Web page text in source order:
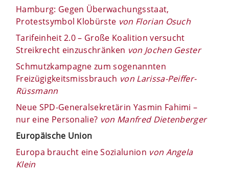
Hamburg: Gegen Überwachungsstaat,
Protestsymbol Klobürste von Florian Osuch
Tarifeinheit 2.0 – Große Koalition versucht
Streikrecht einzuschränken von Jochen Gester
Schmutzkampagne zum sogenannten
Freizügigkeitsmissbrauch von Larissa-Peiffer-
Rüssmann
Neue SPD-Generalsekretärin Yasmin Fahimi –
nur eine Personalie? von Manfred Dietenberger
Europäische Union
Europa braucht eine Sozialunion von Angela
Klein